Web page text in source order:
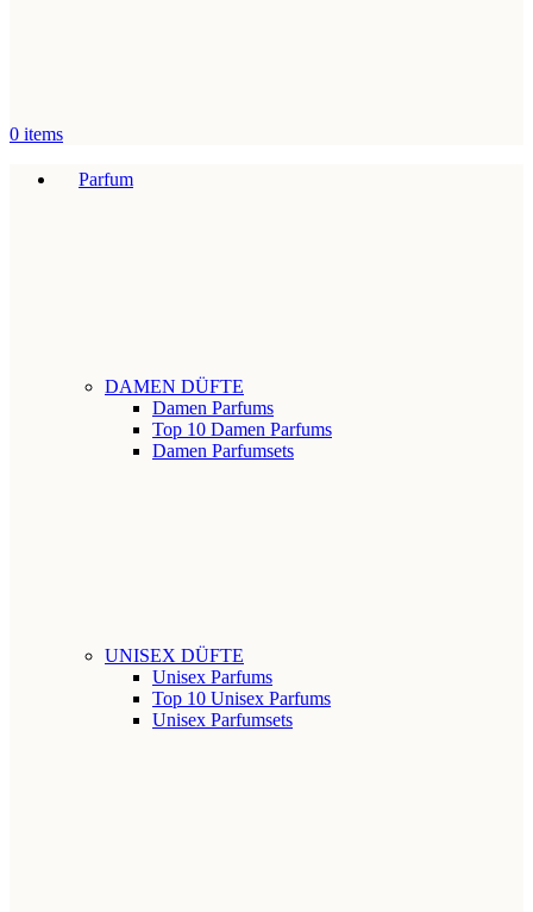
0 items
Parfum
DAMEN DÜFTE
Damen Parfums
Top 10 Damen Parfums
Damen Parfumsets
UNISEX DÜFTE
Unisex Parfums
Top 10 Unisex Parfums
Unisex Parfumsets